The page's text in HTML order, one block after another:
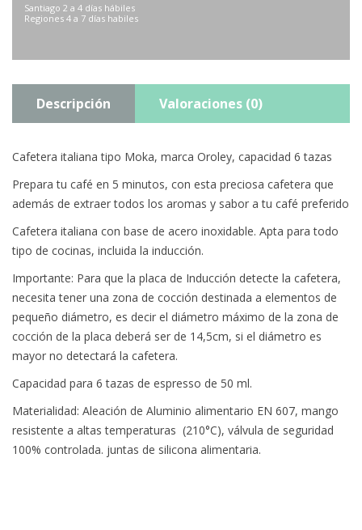
Santiago 2 a 4 días hábiles
Regiones 4 a 7 días habiles
Descripción Valoraciones (0)
Cafetera italiana tipo Moka, marca Oroley, capacidad 6 tazas
Prepara tu café en 5 minutos, con esta preciosa cafetera que
además de extraer todos los aromas y sabor a tu café preferido
Cafetera italiana con base de acero inoxidable. Apta para todo
tipo de cocinas, incluida la inducción.
Importante: Para que la placa de Inducción detecte la cafetera,
necesita tener una zona de cocción destinada a elementos de
pequeño diámetro, es decir el diámetro máximo de la zona de
cocción de la placa deberá ser de 14,5cm, si el diámetro es
mayor no detectará la cafetera.
Capacidad para 6 tazas de espresso de 50 ml.
Materialidad: Aleación de Aluminio alimentario EN 607, mango
resistente a altas temperaturas (210°C), válvula de seguridad
100% controlada. juntas de silicona alimentaria.